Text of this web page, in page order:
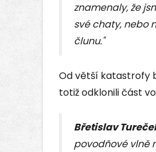
znamenaly, že
své chaty, nebo
člunu."
Od větší katastrofy
totiž odklonili část
Břetislav
povodňové vlně